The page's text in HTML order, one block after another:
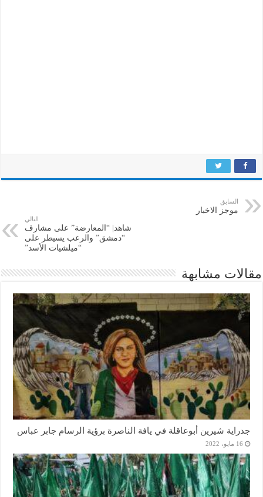
السابق
موجز الاخبار
التالي
شاهد| “المعارضة” على مشارف
“دمشق” والرعب يسيطر على
“ميلشيات الأسد”
مقالات مشابهة
جدراية شيرين أبوعاقلة في يافة الناصرة برؤية الرسام جابر عباس
16 مايو، 2022